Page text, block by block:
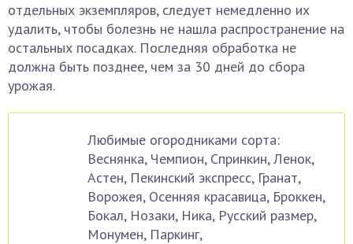
отдельных экземпляров, следует немедленно их
удалить, чтобы болезнь не нашла распространение на
остальных посадках. Последняя обработка не
должна быть позднее, чем за 30 дней до сбора
урожая.
Любимые огородниками сорта:
Веснянка, Чемпион, Спринкин, Ленок,
Астен, Пекинский экспресс, Гранат,
Ворожея, Осенняя красавица, Броккен,
Бокал, Нозаки, Ника, Русский размер,
Монумен, Паркинг,